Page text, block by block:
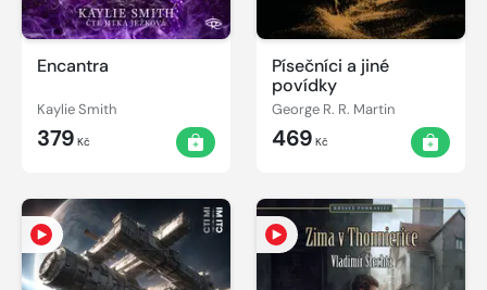
Encantra
Kaylie Smith
379 Kč
Písečníci a jiné
povídky
George R. R. Martin
469 Kč